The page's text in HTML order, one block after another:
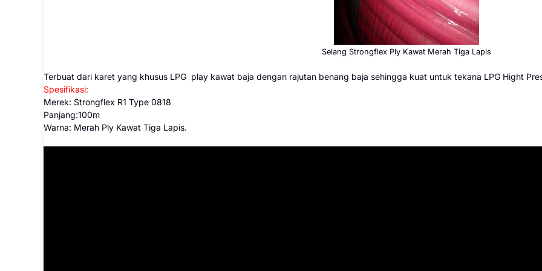
Selang Strongflex Ply Kawat Merah Tiga Lapis
Terbuat dari karet yang khusus LPG play kawat baja dengan rajutan benang baja sehingga kuat untuk tekana LPG Hight
Spesifikasi:
Merek: Strongflex R1 Type 0818
Panjang:100m
Warna: Merah Ply Kawat Tiga Lapis.